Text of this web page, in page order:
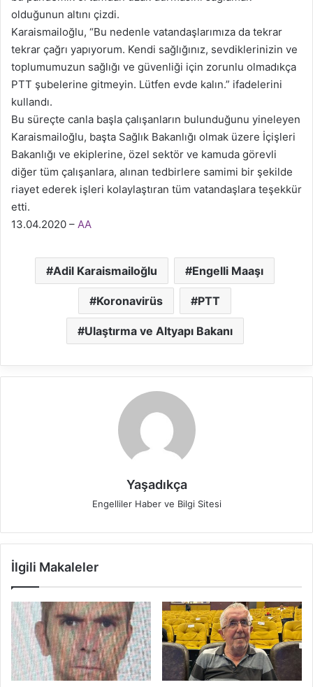
olduğunun altını çizdi.
Karaismailoğlu, “Bu nedenle vatandaşlarımıza da tekrar
tekrar çağrı yapıyorum. Kendi sağlığınız, sevdiklerinizin ve
toplumumuzun sağlığı ve güvenliği için zorunlu olmadıkça
PTT şubelerine gitmeyin. Lütfen evde kalın.” ifadelerini
kullandı.
Bu süreçte canla başla çalışanların bulunduğunu yineleyen
Karaismailoğlu, başta Sağlık Bakanlığı olmak üzere İçişleri
Bakanlığı ve ekiplerine, özel sektör ve kamuda görevli
diğer tüm çalışanlara, alınan tedbirlere samimi bir şekilde
riayet ederek işleri kolaylaştıran tüm vatandaşlara teşekkür
etti.
13.04.2020 – AA
Adil Karaismailoğlu Engelli Maaşı
Koronavirüs PTT
Ulaştırma ve Altyapı Bakanı
Yaşadıkça
Engelliler Haber ve Bilgi Sitesi
İlgili Makaleler